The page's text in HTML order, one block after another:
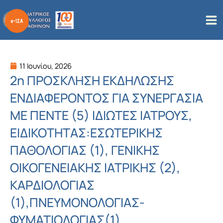
στο
περιεχόμενο
11 Ιουνίου, 2026
2η ΠΡΟΣΚΛΗΣΗ ΕΚΔΗΛΩΣΗΣ
ΕΝΔΙΑΦΕΡΟΝΤΟΣ ΓΙΑ ΣΥΝΕΡΓΑΣΙΑ
ΜΕ ΠΕΝΤΕ (5) ΙΔΙΩΤΕΣ ΙΑΤΡΟΥΣ,
ΕΙΔΙΚΟΤΗΤΑΣ:ΕΣΩΤΕΡΙΚΗΣ
ΠΑΘΟΛΟΓΙΑΣ (1), ΓΕΝΙΚΗΣ
ΟΙΚΟΓΕΝΕΙΑΚΗΣ ΙΑΤΡΙΚΗΣ (2),
ΚΑΡΔΙΟΛΟΓΙΑΣ
(1),ΠΝΕΥΜΟΝΟΛΟΓΙΑΣ-